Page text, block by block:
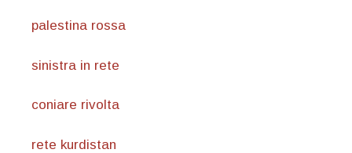
palestina rossa
sinistra in rete
coniare rivolta
rete kurdistan